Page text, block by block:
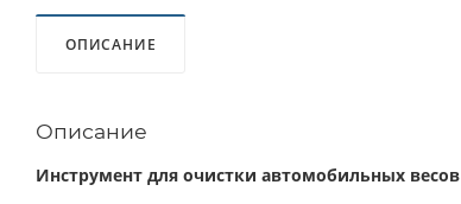
ОПИСАНИЕ
Описание
Инструмент для очистки автомобильных весов